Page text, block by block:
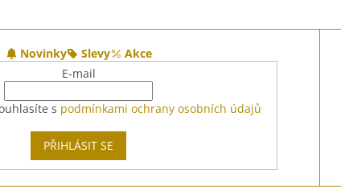
Novinky Slevy
Akce
E-mail
s podmínkami ochrany osobních údajů
PŘIHLÁSIT SE